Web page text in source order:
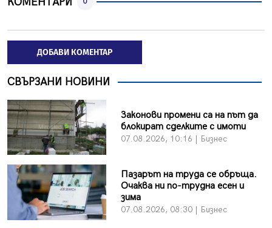
ДОБАВИ КОМЕНТАР
СВЪРЗАНИ НОВИНИ
Законови промени са на път да
блокират сделките с имоти
07.08.2026, 10:16 | Бизнес
Пазарът на труда се обръща.
Очаква ни по-трудна есен и
зима
07.08.2026, 08:30 | Бизнес